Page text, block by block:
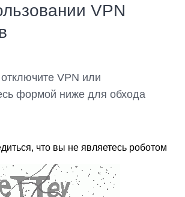
VPN
VPN или
формой ниже для обхода
что вы не являетесь роботом